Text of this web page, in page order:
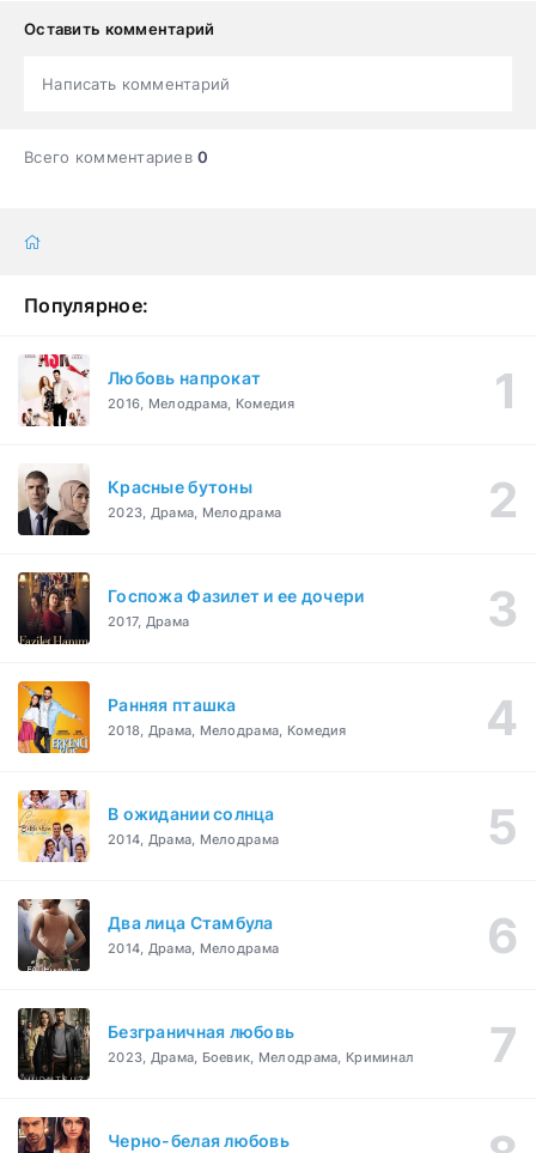
Оставить комментарий
Написать комментарий
Всего комментариев0
Популярное:
Любовь напрокат
2016, Мелодрама, Комедия
Красные бутоны
2023, Драма, Мелодрама
Госпожа Фазилет и ее дочери
2017, Драма
Ранняя пташка
2018, Драма, Мелодрама, Комедия
В ожидании солнца
2014, Драма, Мелодрама
Два лица Стамбула
2014, Драма, Мелодрама
Безграничная любовь
2023, Драма, Боевик, Мелодрама, Криминал
Черно-белая любовь